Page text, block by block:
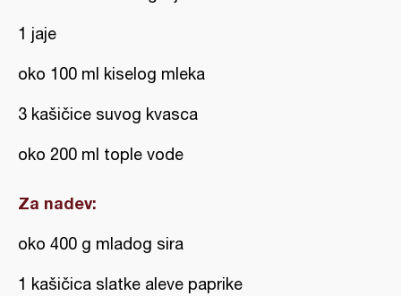
1 jaje
oko 100 ml kiselog mleka
3 kašičice suvog kvasca
oko 200 ml tople vode
Za nadev:
oko 400 g mladog sira
1 kašičica slatke aleve paprike